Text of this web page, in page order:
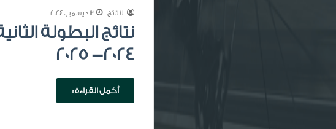
النتائج 13 ديسمبر، 2024
نتائج البطولة
2024- 2025
أكمل القراءة »